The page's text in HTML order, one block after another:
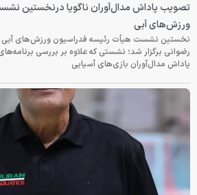
تصویب پاداش مدال‌آوران ناگویا درنخستین
ورزش‌های آبی
نخستین نشست هیأت رئیسه فدراسیون ورزش‌های
رضوانی برگزار شد؛ نشستی که علاوه بر بررسی
پاداش مدال‌آوران بازی‌های آسیایی